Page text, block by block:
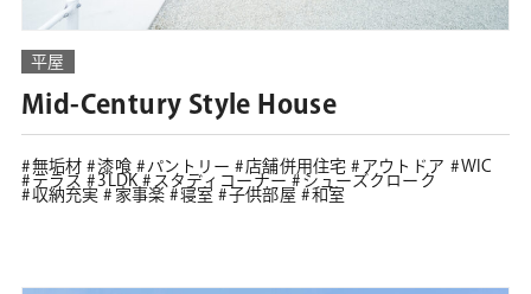
平屋
Mid-Century Style House
無垢材 漆喰 パントリー 店舗併用住宅 アウトドア
WIC
テラス
3LDK スタディコーナー
シューズクローク
収納充実
家事楽 寝室 子供部屋 和室